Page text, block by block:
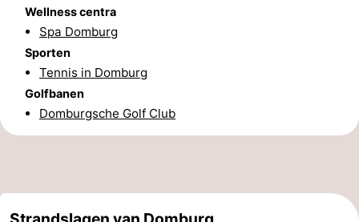
Kop
van
Schouwen
Veere
Natuur
de
Westkapelle
-
Wellness centra
Spa Domburg
Sporten
Tennis in Domburg
Golfbanen
Domburgsche Golf Club